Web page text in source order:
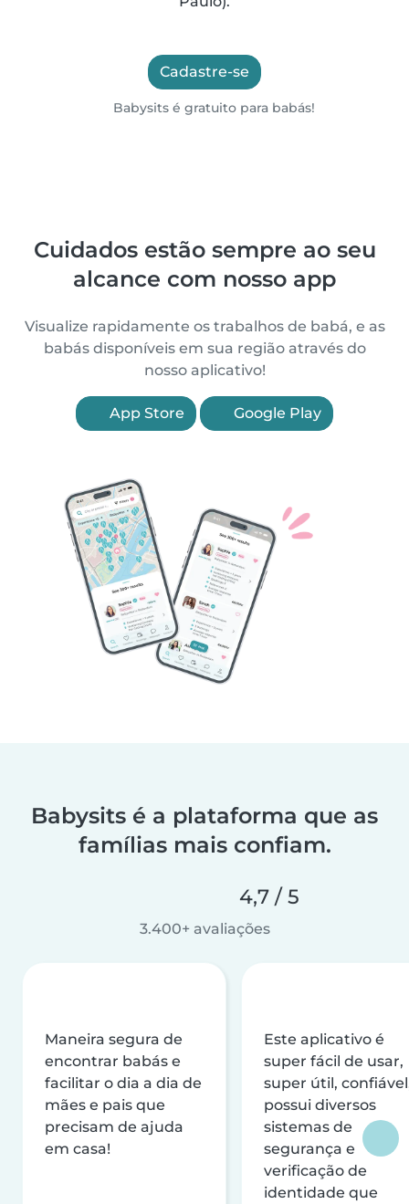
Cadastre-se
Babysits é gratuito para babás!
Cuidados estão sempre ao seu
alcance com nosso app
Visualize rapidamente os trabalhos de babá, e as
babás disponíveis em sua região através do
nosso aplicativo!
App Store Google Play
Babysits é a plataforma que as
famílias mais confiam.
4,7 / 5
3.400+ avaliações
Maneira segura de
encontrar babás e
facilitar o dia a dia de
mães e pais que
precisam de ajuda
em casa!
Este aplicativo é
super fácil de usar,
super útil,
possui diversos
sistemas de
segurança e
verificação de
identidade que